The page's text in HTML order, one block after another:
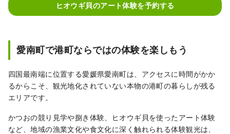
ヒオウギ貝のアート体験を予約する
愛南町で港町ならではの体験を楽しもう
四国最南端に位置する愛媛県愛南町は、アクセスに時間がかか
るからこそ、観光地化されていない本物の港町の暮らしが残る
エリアです。
かつおの競り見学や捌き体験、ヒオウギ貝を使ったアート体験
など、地域の漁業文化や食文化に深く触れられる体験観光は、